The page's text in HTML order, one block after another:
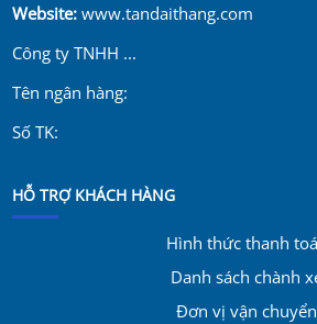
Website:www.tandaithang.com
Công ty TNHH ...
Tên ngân hàng:
Số TK:
HỖ TRỢ KHÁCH HÀNG
Hình thức thanh
Danh sách chành
Đơn vị vận chuyển